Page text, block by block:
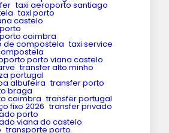
taxi aeroporto santiago
taxi porto
castelo
coimbra
de compostela taxi service
porto viana castelo
transfer alto minho
portugal
albufeira transfer porto
braga
coimbra transfer portugal
fixo 2026 transfer privado
porto
viana do castelo
transporte porto